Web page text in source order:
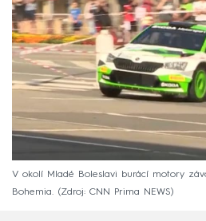
V okolí Mladé Boleslavi burácí motory
Bohemia.
Zdroj: CNN Prima NEWS